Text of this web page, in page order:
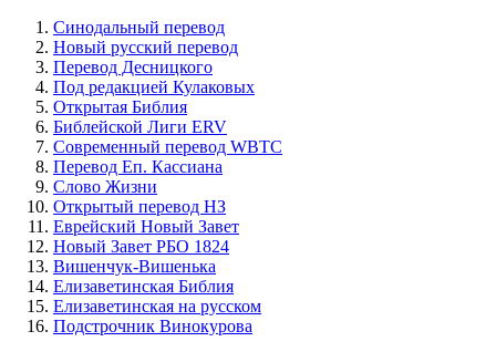
Синодальный перевод
Новый русский перевод
Перевод Десницкого
Под редакцией Кулаковых
Открытая Библия
Библейской Лиги ERV
Cовременный перевод WBTC
Перевод Еп. Кассиана
Слово Жизни
Открытый перевод НЗ
Еврейский Новый Завет
Новый Завет РБО 1824
Вишенчук-Вишенька
Елизаветинская Библия
Елизаветинская на русском
Подстрочник Винокурова